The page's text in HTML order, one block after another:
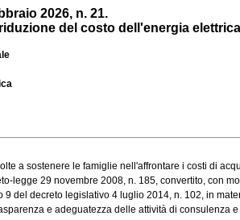
2026, n. 21.
del costo dell'energia
a sostenere le famiglie nell'affrontare i costi di
legge 29 novembre 2008, n. 185, convertito, con
9 del decreto legislativo 4 luglio 2014, n. 102, in
e adeguatezza delle attività di consulenza